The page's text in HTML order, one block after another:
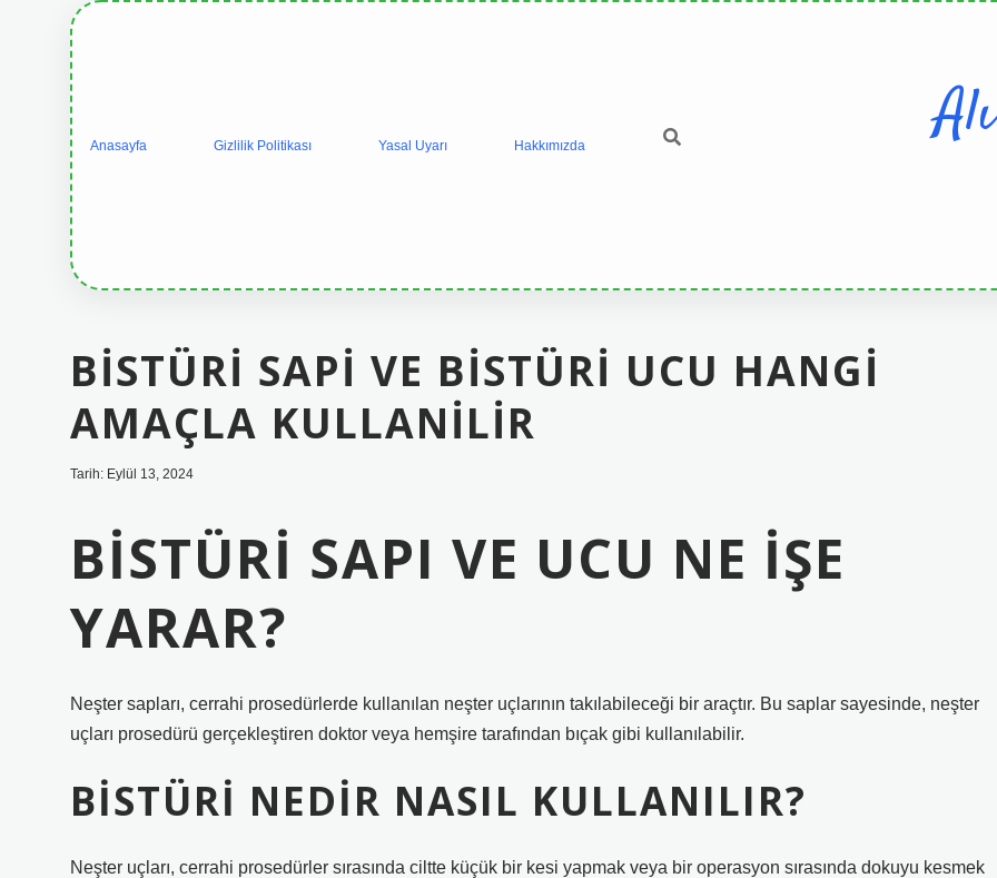
Anasayfa Gizlilik Politikası Yasal Uyarı Hakkımızda
BISTÜRI SAPI VE BISTÜRI UCU HANGI
AMAÇLA KULLANILIR
Tarih: Eylül 13, 2024
BISTÜRI SAPI VE UCU NE IŞE
YARAR?
Neşter sapları, cerrahi prosedürlerde kullanılan neşter uçlarının takılabileceği bir araçtır. Bu saplar sayesinde, neşter
uçları prosedürü gerçekleştiren doktor veya hemşire tarafından bıçak gibi kullanılabilir.
BISTÜRI NEDIR NASIL KULLANILIR?
Neşter uçları, cerrahi prosedürler sırasında ciltte küçük bir kesi yapmak veya bir operasyon sırasında dokuyu kesmek